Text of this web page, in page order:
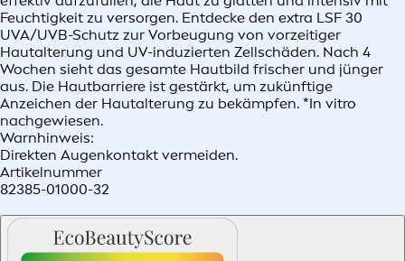
Feuchtigkeit zu versorgen. Entdecke den extra LSF 30
UVA/UVB-Schutz zur Vorbeugung von vorzeitiger
Hautalterung und UV-induzierten Zellschäden. Nach 4
Wochen sieht das gesamte Hautbild frischer und jünger
aus. Die Hautbarriere ist gestärkt, um zukünftige
Anzeichen der Hautalterung zu bekämpfen. *In vitro
nachgewiesen.
Warnhinweis:
Direkten Augenkontakt vermeiden.
Artikelnummer
82385-01000-32